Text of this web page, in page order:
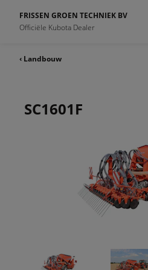
FRISSEN GROEN TECHNIEK BV
Officiële Kubota Dealer
‹ Landbouw
SC1601F